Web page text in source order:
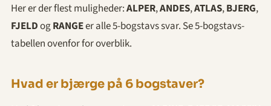
Her er der flest muligheder:ALPER,ANDES,ATLAS,BJERG,
FJELDogRANGEer alle 5-bogstavs svar. Se 5-bogstavs-
tabellen ovenfor for overblik.
Hvad er bjærge på 6 bogstaver?